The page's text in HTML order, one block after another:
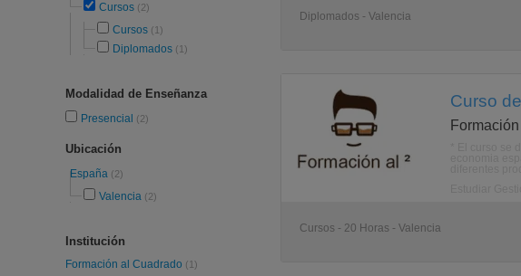
Cursos (2)
Cursos (1)
Diplomados (1)
Modalidad de Enseñanza
Presencial (2)
Ubicación
España (2)
Valencia (2)
Institución
Formación al Cuadrado (1)
Diplomados - Valencia
Curso
Cursos - 20 Horas - Valencia